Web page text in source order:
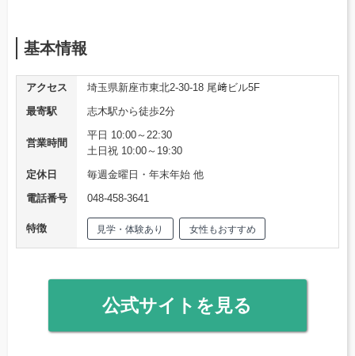
基本情報
アクセス
埼玉県新座市東北2-30-18 尾﨑ビル5F
最寄駅
志木駅から徒歩2分
営業時間
平日 10:00～22:30
土日祝 10:00～19:30
定休日
毎週金曜日・年末年始 他
電話番号
048-458-3641
特徴 見学・体験あり 女性もおすすめ
公式サイトを見る